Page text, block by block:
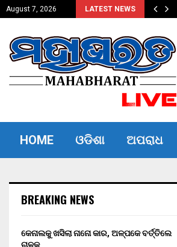
August 7, 2026 LATEST NEWS
ଚାଳକ
HOME ଓଡିଶା ଅପରାଧ
BREAKING NEWS
କେନାଲକୁ ଖସିଲା ନାନୋ କାର, ଅଳ୍ପକେ ବର୍ତ୍ତିଲେ
ଚାଳକ